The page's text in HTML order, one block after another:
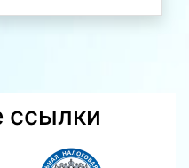
ссылки